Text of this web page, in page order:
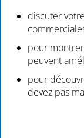
discuter
pour
peuvent
pour
devez pas